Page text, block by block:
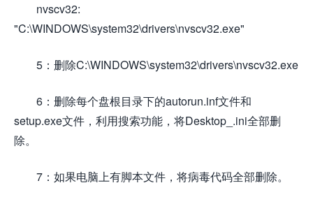
nvscv32:
"C:\WINDOWS\system32\drivers\nvscv32.exe"
5：删除C:\WINDOWS\system32\drivers\nvscv32.exe
6：删除每个盘根目录下的autorun.inf文件和
setup.exe文件，利用搜索功能，将Desktop_.ini全部删
除。
7：如果电脑上有脚本文件，将病毒代码全部删除。